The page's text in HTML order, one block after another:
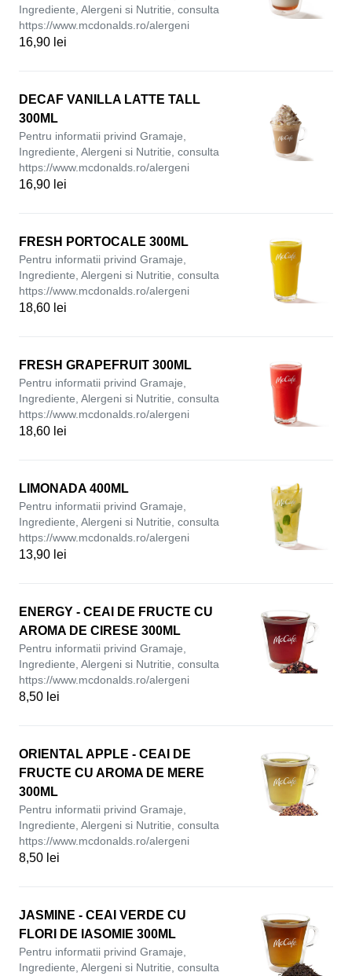
Ingrediente, Alergeni si Nutritie, consulta
https://www.mcdonalds.ro/alergeni
16,90 lei
DECAF VANILLA LATTE TALL
300ML
Pentru informatii privind Gramaje,
Ingrediente, Alergeni si Nutritie, consulta
https://www.mcdonalds.ro/alergeni
16,90 lei
FRESH PORTOCALE 300ML
Pentru informatii privind Gramaje,
Ingrediente, Alergeni si Nutritie, consulta
https://www.mcdonalds.ro/alergeni
18,60 lei
FRESH GRAPEFRUIT 300ML
Pentru informatii privind Gramaje,
Ingrediente, Alergeni si Nutritie, consulta
https://www.mcdonalds.ro/alergeni
18,60 lei
LIMONADA 400ML
Pentru informatii privind Gramaje,
Ingrediente, Alergeni si Nutritie, consulta
https://www.mcdonalds.ro/alergeni
13,90 lei
ENERGY - CEAI DE FRUCTE CU
AROMA DE CIRESE 300ML
Pentru informatii privind Gramaje,
Ingrediente, Alergeni si Nutritie, consulta
https://www.mcdonalds.ro/alergeni
8,50 lei
ORIENTAL APPLE - CEAI DE
FRUCTE CU AROMA DE MERE
300ML
Pentru informatii privind Gramaje,
Ingrediente, Alergeni si Nutritie, consulta
https://www.mcdonalds.ro/alergeni
8,50 lei
JASMINE - CEAI VERDE CU
FLORI DE IASOMIE 300ML
Pentru informatii privind Gramaje,
Ingrediente, Alergeni si Nutritie, consulta